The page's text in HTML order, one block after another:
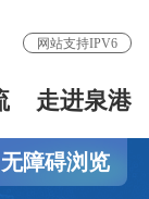
网站支持IPV6
走进泉港
无障碍浏览